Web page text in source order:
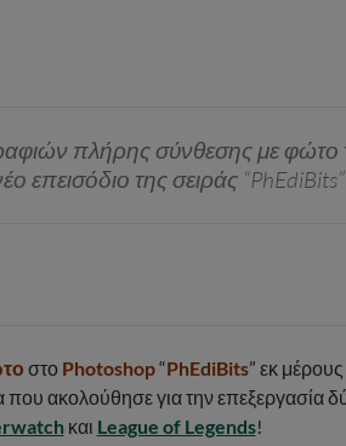
πλήρης σύνθεσης με φώτο
επεισόδιο της σειράς “PhEdiBits”
στο Photoshop“PhEdiBits” εκ
ακολούθησε για την επεξεργασία
και League of Legends!